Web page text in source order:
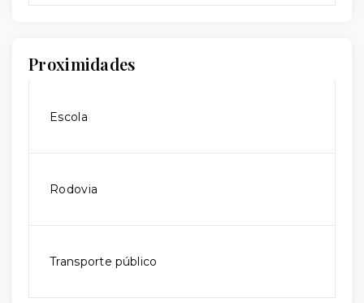
Proximidades
Escola
Rodovia
Transporte público